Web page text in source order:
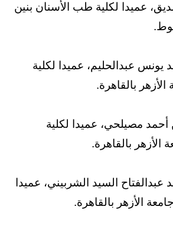
عميدا لكلية طب الأسنان بنين
يونس عبدالحليم، عميدا لكلية
الأزهر بالقاهرة.
أحمد مصيلحي، عميدا لكلية
الأزهر بالقاهرة.
عبدالفتاح السيد الشربيني، عميدا
الأزهر بالقاهرة.